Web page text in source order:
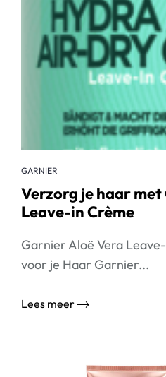
GARNIER
Verzorg je haar
Leave-in Crème
Garnier Aloë Vera
voor je Haar Garnier...
Lees meer